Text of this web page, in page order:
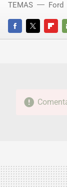
FACEBOOKTWITTER
TEMAS Ford